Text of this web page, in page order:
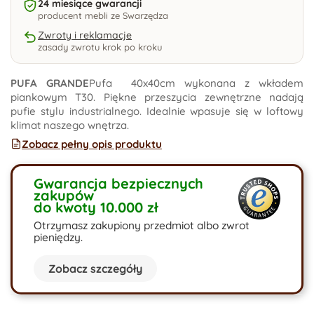
24 miesiące gwarancji
producent mebli ze Swarzędza
Zwroty i reklamacje
zasady zwrotu krok po kroku
PUFA GRANDEPufa 40x40cm wykonana z wkładem
piankowym T30. Piękne przeszycia zewnętrzne nadają
pufie stylu industrialnego. Idealnie wpasuje się w loftowy
klimat naszego wnętrza.
Zobacz pełny opis produktu
Gwarancja bezpiecznych
zakupów
do kwoty 10.000 zł
Otrzymasz zakupiony przedmiot albo zwrot
pieniędzy.
Zobacz szczegóły